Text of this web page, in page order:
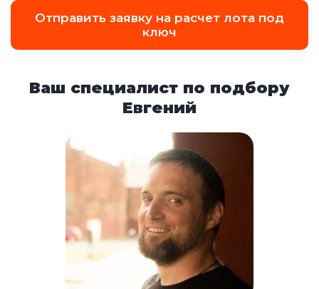
Отправить заявку на расчет лота под
ключ
Ваш специалист по подбору
Евгений